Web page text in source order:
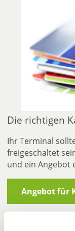
Die richtigen
Ihr Terminal
freigeschaltet
und ein Angebot
Angebot für